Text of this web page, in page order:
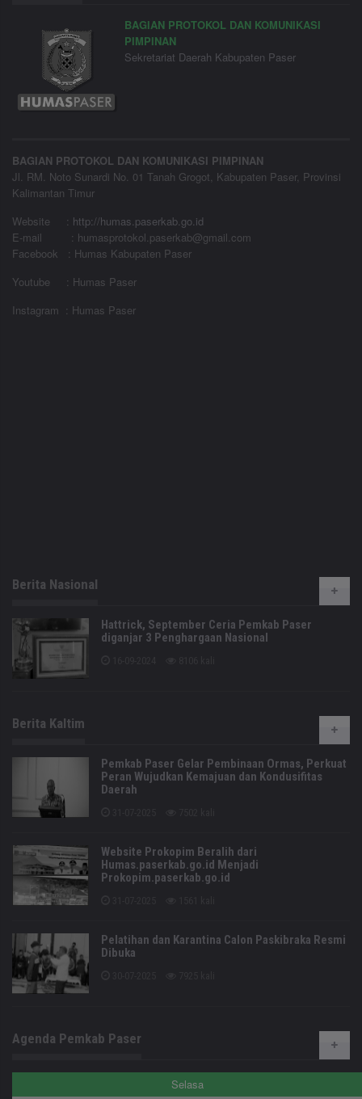
BAGIAN PROTOKOL DAN KOMUNIKASI
PIMPINAN
Sekretariat Daerah Kabupaten Paser
BAGIAN PROTOKOL DAN KOMUNIKASI PIMPINAN
Jl. RM. Noto Sunardi No. 01 Tanah Grogot, Kabupaten Paser, Provinsi
Kalimantan Timur
Website
: http://humas.paserkab.go.id
E-mail : humasprotokol.paserkab@gmail.com
Facebook : Humas Kabupaten Paser
Youtube : Humas Paser
Instagram : Humas Paser
Berita Nasional
Hattrick, September Ceria Pemkab Paser
diganjar 3 Penghargaan Nasional
Berita Kaltim
Pemkab Paser Gelar Pembinaan Ormas, Perkuat
Peran Wujudkan Kemajuan dan Kondusifitas
Daerah
Website Prokopim Beralih dari
Humas.paserkab.go.id Menjadi
Prokopim.paserkab.go.id
Pelatihan dan Karantina Calon Paskibraka Resmi
Dibuka
Agenda Pemkab Paser
Selasa